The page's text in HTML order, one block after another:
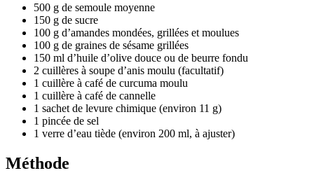
500 g de semoule moyenne
150 g de sucre
100 g d’amandes mondées, grillées et moulues
100 g de graines de sésame grillées
150 ml d’huile d’olive douce ou de beurre fondu
2 cuillères à soupe d’anis moulu (facultatif)
1 cuillère à café de curcuma moulu
1 cuillère à café de cannelle
1 sachet de levure chimique (environ 11 g)
1 pincée de sel
1 verre d’eau tiède (environ 200 ml, à ajuster)
Méthode